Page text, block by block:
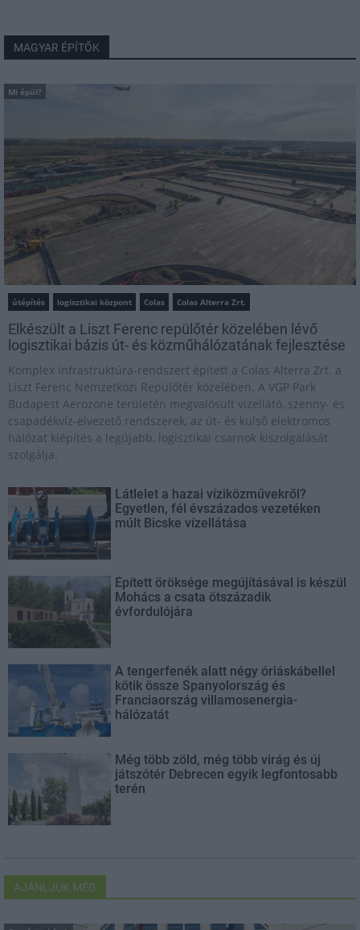
MAGYAR ÉPÍTŐK
Mi épül?
útépítés logisztikai központ Colas Colas Alterra Zrt.
Elkészült a Liszt Ferenc repülőtér közelében lévő
logisztikai bázis út- és közműhálózatának fejlesztése
Komplex infrastruktúra-rendszert épített a Colas Alterra Zrt. a
Liszt Ferenc Nemzetközi Repülőtér közelében. A VGP Park
Budapest Aerozone területén megvalósult vízellátó, szenny- és
csapadékvíz-elvezető rendszerek, az út- és külső elektromos
hálózat kiépítés a legújabb, logisztikai csarnok kiszolgálását
szolgálja.
Látlelet a hazai víziközművekről?
Egyetlen, fél évszázados vezetéken
múlt Bicske vízellátása
Épített öröksége megújításával is készül
Mohács a csata ötszázadik
évfordulójára
A tengerfenék alatt négy óriáskábellel
kötik össze Spanyolország és
Franciaország villamosenergia-
hálózatát
Még több zöld, még több virág és új
játszótér Debrecen egyik legfontosabb
terén
AJÁNLJUK MÉG